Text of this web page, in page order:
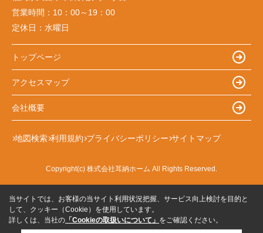
営業時間： 10：00～19：00
定休日： 水曜日
トップページ
アクセスマップ
会社概要
地図検索 利用規約 プライバシーポリシー サイトマップ
Copyright(c) 株式会社耳納ホーム All Rights Reserved.
当サイトでは、お客様の当サイト利用状況把握、サービス向上検討を目的と
して、クッキー（Cookie）を使用しています。
詳しくは、当社の 「Cookieの取扱いについて」 をご確認ください。